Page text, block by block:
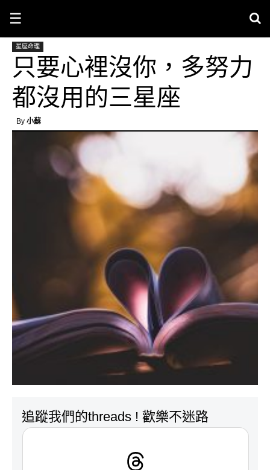
☰
星座命理
只要心裡沒你，多努力
都沒用的三星座
By 小蘇
追蹤我們的threads ! 歡樂不迷路